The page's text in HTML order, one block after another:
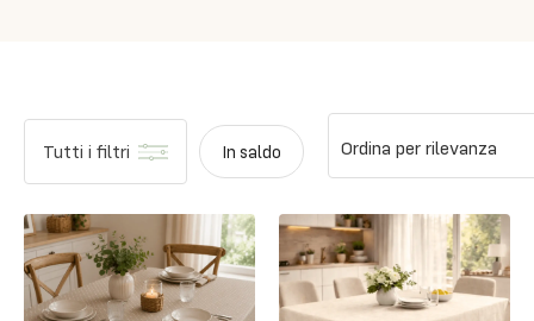
Tutti i filtri In saldo Ordina per rilevanza